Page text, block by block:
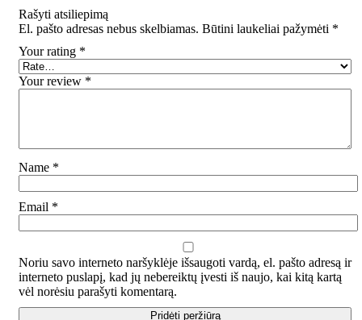
Rašyti atsiliepimą
El. pašto adresas nebus skelbiamas. Būtini laukeliai pažymėti *
Your rating *
Your review *
Name *
Email *
Noriu savo interneto naršyklėje išsaugoti vardą, el. pašto adresą ir
interneto puslapį, kad jų nebereiktų įvesti iš naujo, kai kitą kartą
vėl norėsiu parašyti komentarą.